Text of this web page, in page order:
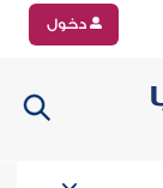
دخول